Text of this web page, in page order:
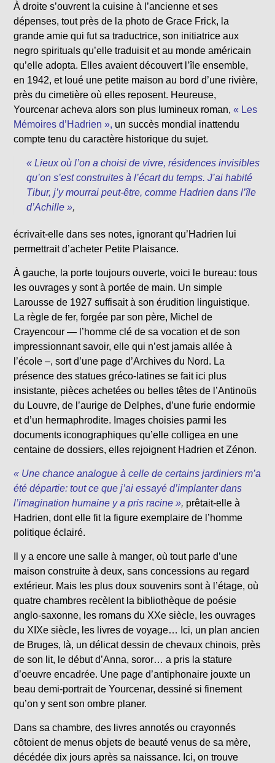
À droite s’ouvrent la cuisine à l’ancienne et ses
dépenses, tout près de la photo de Grace Frick, la
grande amie qui fut sa traductrice, son initiatrice aux
negro spirituals qu’elle traduisit et au monde américain
qu’elle adopta. Elles avaient découvert l’île ensemble,
en 1942, et loué une petite maison au bord d’une rivière,
près du cimetière où elles reposent. Heureuse,
Yourcenar acheva alors son plus lumineux roman, « Les
Mémoires d’Hadrien », un succès mondial inattendu
compte tenu du caractère historique du sujet.
« Lieux où l’on a choisi de vivre, résidences invisibles
qu’on s’est construites à l’écart du temps. J’ai habité
Tibur, j’y mourrai peut-être, comme Hadrien dans l’île
d’Achille »,
écrivait-elle dans ses notes, ignorant qu’Hadrien lui
permettrait d’acheter Petite Plaisance.
À gauche, la porte toujours ouverte, voici le bureau: tous
les ouvrages y sont à portée de main. Un simple
Larousse de 1927 suffisait à son érudition linguistique.
La règle de fer, forgée par son père, Michel de
Crayencour — l’homme clé de sa vocation et de son
impressionnant savoir, elle qui n’est jamais allée à
l’école –, sort d’une page d’Archives du Nord. La
présence des statues gréco-latines se fait ici plus
insistante, pièces achetées ou belles têtes de l’Antinoüs
du Louvre, de l’aurige de Delphes, d’une furie endormie
et d’un hermaphrodite. Images choisies parmi les
documents iconographiques qu’elle colligea en une
centaine de dossiers, elles rejoignent Hadrien et Zénon.
« Une chance analogue à celle de certains jardiniers m’a
été départie: tout ce que j’ai essayé d’implanter dans
l’imagination humaine y a pris racine », prêtait-elle à
Hadrien, dont elle fit la figure exemplaire de l’homme
politique éclairé.
Il y a encore une salle à manger, où tout parle d’une
maison construite à deux, sans concessions au regard
extérieur. Mais les plus doux souvenirs sont à l’étage, où
quatre chambres recèlent la bibliothèque de poésie
anglo-saxonne, les romans du XXe siècle, les ouvrages
du XIXe siècle, les livres de voyage… Ici, un plan ancien
de Bruges, là, un délicat dessin de chevaux chinois, près
de son lit, le début d’Anna, soror… a pris la stature
d’oeuvre encadrée. Une page d’antiphonaire jouxte un
beau demi-portrait de Yourcenar, dessiné si finement
qu’on y sent son ombre planer.
Dans sa chambre, des livres annotés ou crayonnés
côtoient de menus objets de beauté venus de sa mère,
décédée dix jours après sa naissance. Ici, on trouve